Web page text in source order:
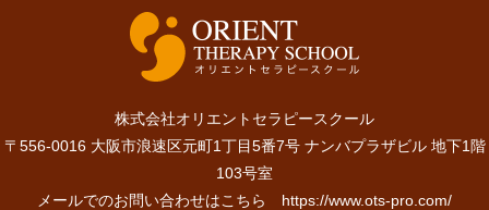
株式会社オリエントセラピースクール
〒556-0016 大阪市浪速区元町1丁目5番7号 ナンバプラザビル 地下1階
103号室
メールでのお問い合わせはこちら
https://www.ots-pro.com/